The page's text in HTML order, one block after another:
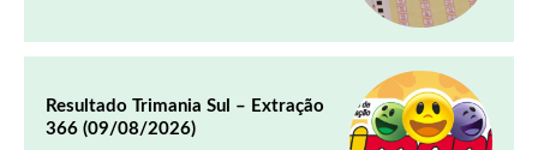
Resultado Trimania Sul – Extração
366 (09/08/2026)